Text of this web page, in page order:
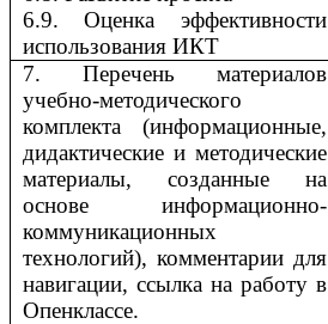
6.9. Оценка эффективности
использования ИКТ
7. Перечень материалов
учебно-методического
комплекта (информационные,
дидактические и методические
материалы, созданные на
основе информационно-
коммуникационных
технологий), комментарии для
навигации, ссылка на работу в
Опенклассе.